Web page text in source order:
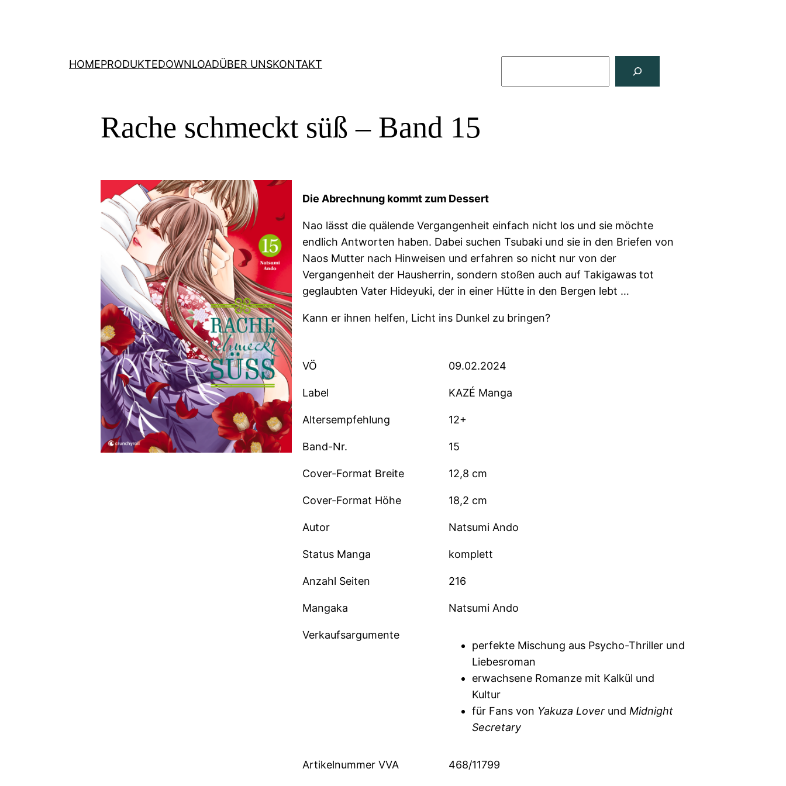
HOMEPRODUKTEDOWNLOADÜBER UNSKONTAKT
Rache schmeckt süß – Band 15
Die Abrechnung kommt zum Dessert
Nao lässt die quälende Vergangenheit einfach nicht los und sie möchte
endlich Antworten haben. Dabei suchen Tsubaki und sie in den Briefen von
Naos Mutter nach Hinweisen und erfahren so nicht nur von der
Vergangenheit der Hausherrin, sondern stoßen auch auf Takigawas tot
geglaubten Vater Hideyuki, der in einer Hütte in den Bergen lebt …
Kann er ihnen helfen, Licht ins Dunkel zu bringen?
VÖ 09.02.2024
Label KAZÉ Manga
Altersempfehlung 12+
Band-Nr. 15
Cover-Format Breite 12,8 cm
Cover-Format Höhe 18,2 cm
Autor Natsumi Ando
Status Manga komplett
Anzahl Seiten 216
Mangaka Natsumi Ando
Verkaufsargumente
perfekte Mischung aus Psycho-Thriller und
Liebesroman
erwachsene Romanze mit Kalkül und
Kultur
für Fans von Yakuza Lover und Midnight
Secretary
Artikelnummer VVA 468/11799